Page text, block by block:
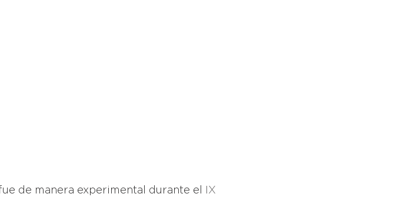
de manera experimental durante el
IX